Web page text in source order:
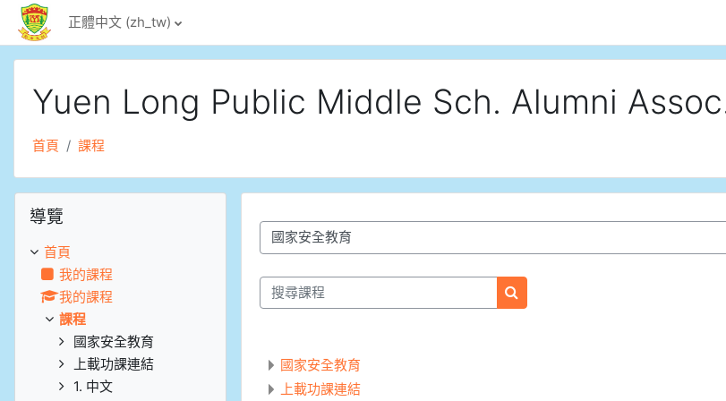
跳至主內容
正體中文 ‎(zh_tw)‎
Yuen Long Public Middle Sch. Alumni
首頁 課程
課程類別
搜尋課程
搜尋課程
國家安全教育
上載功課連結
導覽
首頁
我的課程
我的課程
課程
國家安全教育
上載功課連結
1. 中文